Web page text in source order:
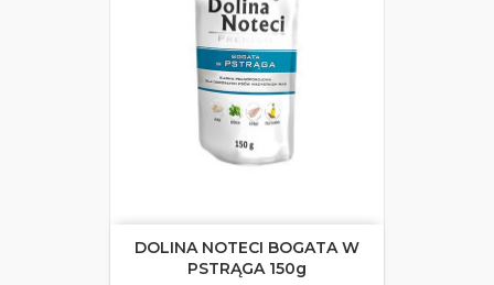
DOLINA NOTECI BOGATA W
PSTRĄGA 150g